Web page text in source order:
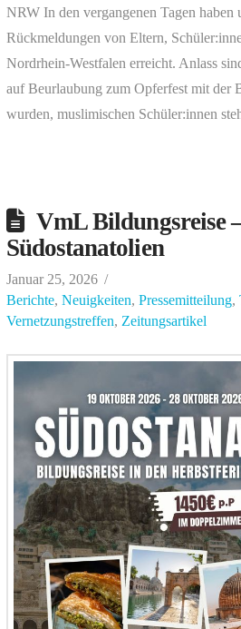
NRW In den vergangenen Tagen haben
Rückmeldungen von Eltern,
Nordrhein-Westfalen erreicht. Anlass
auf Beurlaubung zum Opferfest mit der
wurden, muslimischen Schüler:innen
VmL Bildungsreise
Südostanatolien
Januar 25, 2026
Berichte, Neuigkeiten, Pressemitteilung,
Vernetzungstreffen, Zeitungsartikel